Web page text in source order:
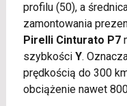
profilu (50), a
zamontowania
Pirelli Cinturato P7
szybkości Y.
prędkością do 300
obciążenie nawet